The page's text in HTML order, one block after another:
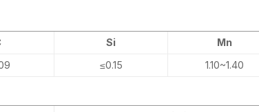
Si Mn
≤0.15 1.10~1.40